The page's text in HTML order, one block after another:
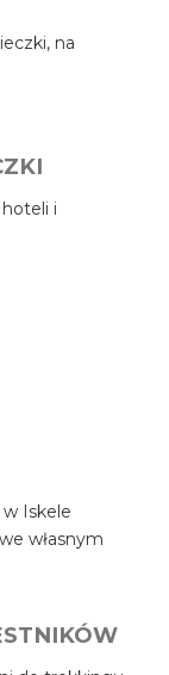
na
i
Iskele
własnym